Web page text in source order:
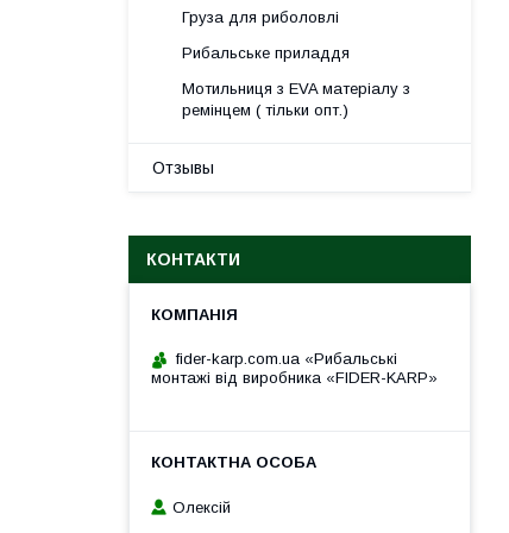
Груза для риболовлі
Рибальське приладдя
Мотильниця з EVA матеріалу з
ремінцем ( тільки опт.)
Отзывы
КОНТАКТИ
fider-karp.com.ua «Рибальські
монтажі від виробника «FIDER-KARP»
Олексій